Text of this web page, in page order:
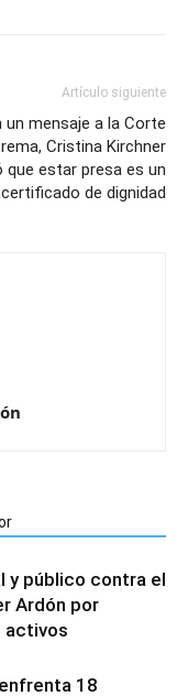
Artículo siguiente
un mensaje a la Corte
Cristina Kirchner
que estar presa es un
certificado de dignidad
y público contra el
Ardón por
activos
18